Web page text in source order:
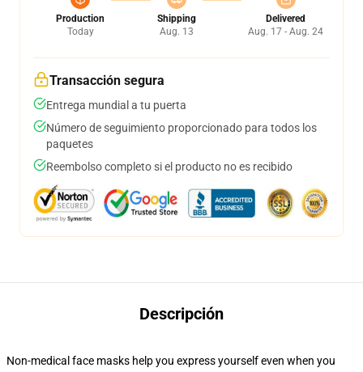
Production
Today
Shipping
Aug. 13
Delivered
Aug. 17 - Aug. 24
Transacción segura
Entrega mundial a tu puerta
Número de seguimiento proporcionado para todos los
paquetes
Reembolso completo si el producto no es recibido
Descripción
Non-medical face masks help you express yourself even when you